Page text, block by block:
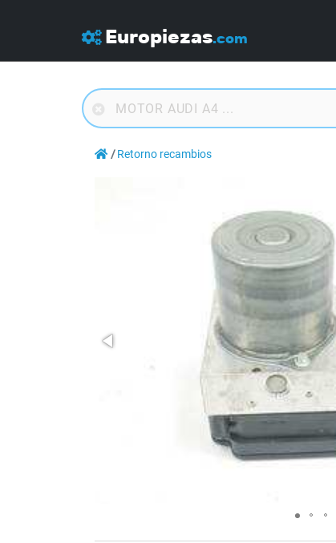
Europiezas.com
Retorno recambios